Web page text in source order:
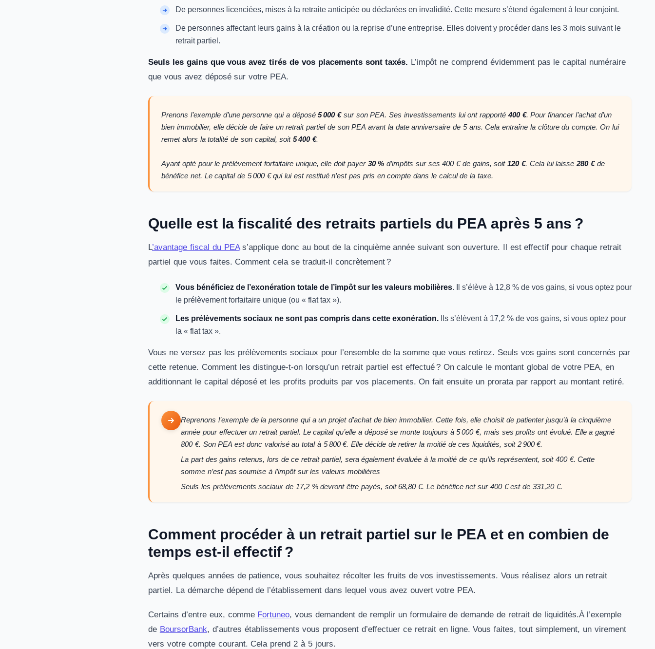
De personnes licenciées, mises à la retraite anticipée ou déclarées en invalidité. Cette mesure s’étend également à leur conjoint.
De personnes affectant leurs gains à la création ou la reprise d’une entreprise. Elles doivent y procéder dans les 3 mois suivant le
retrait partiel.
Seuls les gains que vous avez tirés de vos placements sont taxés. L’impôt ne comprend évidemment pas le capital numéraire
que vous avez déposé sur votre PEA.
Prenons l’exemple d’une personne qui a déposé5 000 €sur son PEA. Ses investissements lui ont rapporté400 €. Pour financer l’achat d’un
bien immobilier, elle décide de faire un retrait partiel de son PEA avant la date anniversaire de 5 ans. Cela entraîne la clôture du compte. On lui
remet alors la totalité de son capital, soit5 400 €.
Ayant opté pour le prélèvement forfaitaire unique, elle doit payer 30 % d’impôts sur ses 400 € de gains, soit120 €. Cela lui laisse280 €de
bénéfice net. Le capital de 5 000 € qui lui est restitué n’est pas pris en compte dans le calcul de la taxe.
Quelle est la fiscalité des retraits partiels du PEA après 5 ans ?
L’avantage fiscal du PEAs’applique donc au bout de la cinquième année suivant son ouverture. Il est effectif pour chaque retrait
partiel que vous faites. Comment cela se traduit-il concrètement ?
Vous bénéficiez de l’exonération totale de l’impôt sur les valeurs mobilières. Il s’élève à 12,8 % de vos gains, si vous optez pour
le prélèvement forfaitaire unique (ou « flat tax »).
Les prélèvements sociaux ne sont pas compris dans cette exonération. Ils s’élèvent à 17,2 % de vos gains, si vous optez pour
la « flat tax ».
Vous ne versez pas les prélèvements sociaux pour l’ensemble de la somme que vous retirez. Seuls vos gains sont concernés par
cette retenue. Comment les distingue-t-on lorsqu’un retrait partiel est effectué ? On calcule le montant global de votre PEA, en
additionnant le capital déposé et les profits produits par vos placements. On fait ensuite un prorata par rapport au montant retiré.
Reprenons l’exemple de la personne qui a un projet d’achat de bien immobilier. Cette fois, elle choisit de patienter jusqu’à la cinquième
année pour effectuer un retrait partiel. Le capital qu’elle a déposé se monte toujours à 5 000 €, mais ses profits ont évolué. Elle a gagné
800 €. Son PEA est donc valorisé au total à 5 800 €. Elle décide de retirer la moitié de ces liquidités, soit 2 900 €.
La part des gains retenus, lors de ce retrait partiel, sera également évaluée à la moitié de ce qu’ils représentent, soit 400 €. Cette
somme n’est pas soumise à l’impôt sur les valeurs mobilières
Seuls les prélèvements sociaux de 17,2 % devront être payés, soit 68,80 €. Le bénéfice net sur 400 € est de 331,20 €.
Comment procéder à un retrait partiel sur le PEA et en combien de
temps est-il effectif ?
Après quelques années de patience, vous souhaitez récolter les fruits de vos investissements. Vous réalisez alors un retrait
partiel. La démarche dépend de l’établissement dans lequel vous avez ouvert votre PEA.
Certains d’entre eux, comme Fortuneo, vous demandent de remplir un formulaire de demande de retrait de liquidités.À l’exemple
de BoursorBank, d’autres établissements vous proposent d’effectuer ce retrait en ligne. Vous faites, tout simplement, un virement
vers votre compte courant. Cela prend 2 à 5 jours.